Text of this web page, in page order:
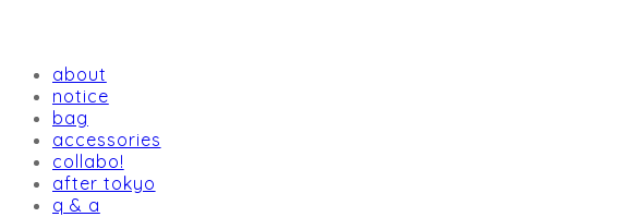
about
notice
bag
accessories
collabo!
after tokyo
q & a